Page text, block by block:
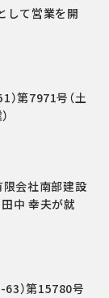
して営業を開
）第7971号（土
限会社南部建設
中 幸夫が就
）第15780号